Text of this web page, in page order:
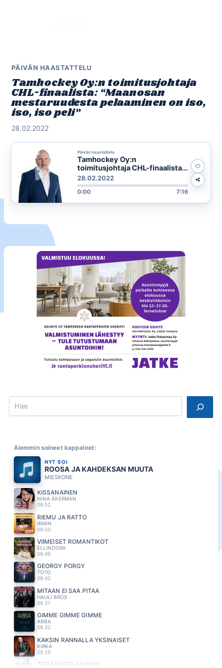
PÄIVÄN HAASTATTELU
Tamhockey Oy:n toimitusjohtaja
CHL-finaalista: “Maanosan
mestaruudesta pelaaminen on iso,
iso, iso peli”
28.02.2022
Päivän haastattelu
Tamhockey Oy:n
toimitusjohtaja CHL-finaalista:
“Maanosan mestaruudesta
pelaaminen on iso, iso, iso peli”
28.02.2022
0:00 7:16
Search
Aiemmin soineet kappaleet:
NYT SOI
ROOSA JA KAHDEKSAN MUUTA
MIESKONE
KISSANAINEN
NINA ÅKERMAN
09.52
RIEMU JA RATTO
IRWIN
09.50
VIIMEISET ROMANTIKOT
ELLINOORA
09.46
GEORGY PORGY
TOTO
09.42
MITÄÄN EI SAA PITÄÄ
HAULI BROS
09.37
GIMME GIMME GIMME
ABBA
09.32
KAKSIN RANNALLA YKSINAISET
KIRKA
09.29
TEIT MEISTA KAUNIIN